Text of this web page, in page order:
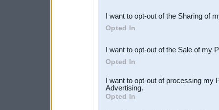
Downstream Participants
third parties.
I want to opt-out of the Sharing of
Opted In
I want to opt-out of the Sale of my
Opted In
I want to opt-out of processing my
Advertising.
Opted In